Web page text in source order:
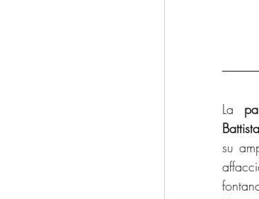
La
Battista
su